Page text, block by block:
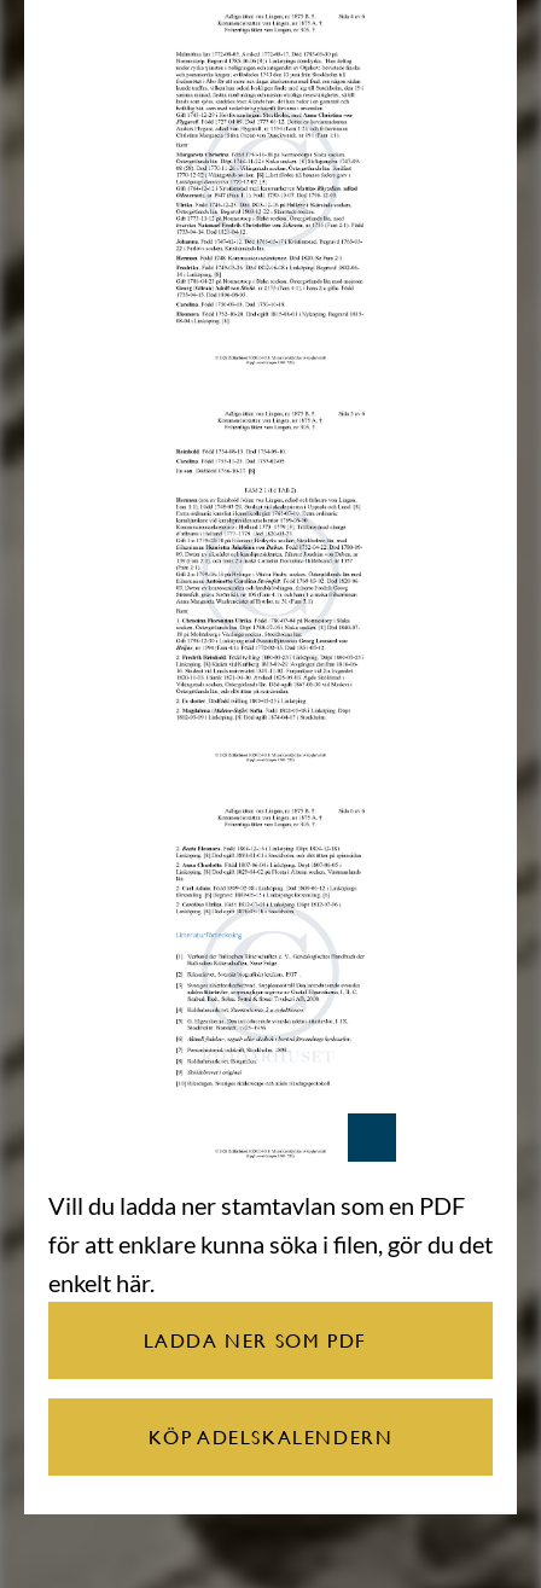
Vill du ladda ner stamtavlan som en PDF
för att enklare kunna söka i filen, gör du det
enkelt här.
LADDA NER SOM PDF
KÖP ADELSKALENDERN